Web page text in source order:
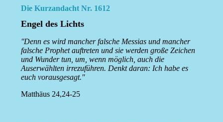
Die Kurzandacht Nr. 1612
Engel des Lichts
''Denn es wird mancher falsche Messias und mancher
falsche Prophet auftreten und sie werden große Zeichen
und Wunder tun, um, wenn möglich, auch die
Auserwählten irrezuführen. Denkt daran: Ich habe es
euch vorausgesagt.''
Matthäus 24,24-25